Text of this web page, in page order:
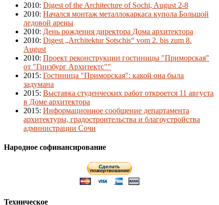
2010: Digest of the Architecture of Sochi, August 2-8
2010: Начался монтаж металлокаркаса купола Большой
ледовой арены
2010: День рождения директора Дома архитектора
2010: Digest „Architektur Sotschis“ vom 2. bis zum 8.
August
2010: Проект реконструкции гостиницы "Приморская"
от "Гинзбург Архитектс""
2015: Гостиница "Приморская": какой она была
задумана
2015: Выставка студенческих работ откроется 11 августа
в Доме архитектора
2015: Информационное сообщение департамента
архитектуры, градостроительства и благоустройства
администрации Сочи
Народное софинансирование
Техническое